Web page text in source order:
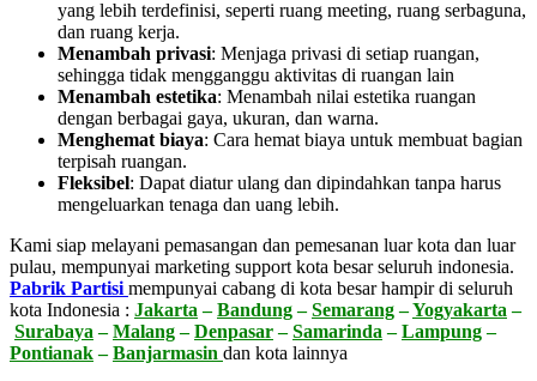
yang lebih terdefinisi, seperti ruang meeting, ruang serbaguna,
dan ruang kerja.
Menambah privasi: Menjaga privasi di setiap ruangan,
sehingga tidak mengganggu aktivitas di ruangan lain
Menambah estetika: Menambah nilai estetika ruangan
dengan berbagai gaya, ukuran, dan warna.
Menghemat biaya: Cara hemat biaya untuk membuat bagian
terpisah ruangan.
Fleksibel: Dapat diatur ulang dan dipindahkan tanpa harus
mengeluarkan tenaga dan uang lebih.
Kami siap melayani pemasangan dan pemesanan luar kota dan luar
pulau, mempunyai marketing support kota besar seluruh indonesia.
Pabrik Partisi mempunyai cabang di kota besar hampir di seluruh
kota Indonesia : Jakarta –Bandung–Semarang–Yogyakarta –
Surabaya –Malang–Denpasar–Samarinda –Lampung–
Pontianak–Banjarmasin dan kota lainnya